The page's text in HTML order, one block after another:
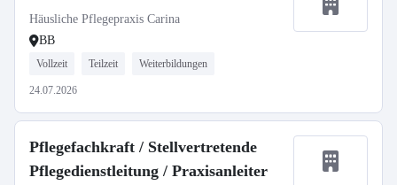
Häusliche Pflegepraxis Carina
BB
Vollzeit Teilzeit Weiterbildungen
24.07.2026
Pflegefachkraft / Stellvertretende
Pflegedienstleitung / Praxisanleiter